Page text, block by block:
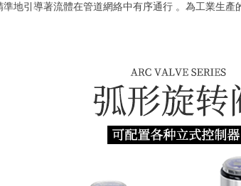
地引導著流體在管道網絡中有序通行 。為工業生產